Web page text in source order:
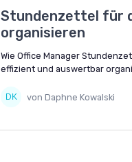
Stundenzettel für
organisieren
Wie Office Manager
effizient und auswertbar
von Daphne Kowalski